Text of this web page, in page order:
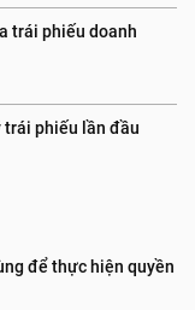
trái phiếu doanh
trái phiếu lần đầu
để thực hiện quyền